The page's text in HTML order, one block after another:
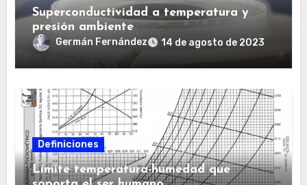
Superconductividad a temperatura y
presión ambiente
Germán Fernández 14 de agosto de 2023
Definiciones
Límite temperatura-humedad que